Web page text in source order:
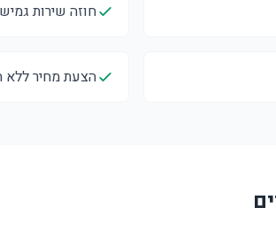
חוזה שירות גמיש
הצעת מחיר ללא